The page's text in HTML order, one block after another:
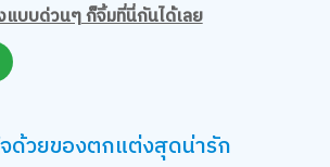
แบบด่วนๆ ก็จิ้มที่นี่กันได้เลย
ด้วยของตกแต่งสุดน่ารัก